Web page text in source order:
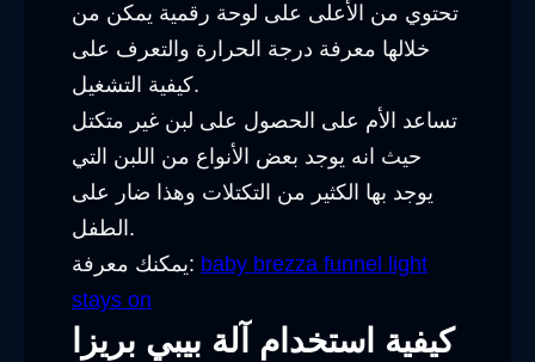
تحتوي من الأعلى على لوحة رقمية يمكن من
خلالها معرفة درجة الحرارة والتعرف على
كيفية التشغيل.
تساعد الأم على الحصول على لبن غير متكتل
حيث انه يوجد بعض الأنواع من اللبن التي
يوجد بها الكثير من التكتلات وهذا ضار على
الطفل.
يمكنك معرفة: baby brezza funnel light
stays on
كيفية استخدام آلة بيبي بريزا